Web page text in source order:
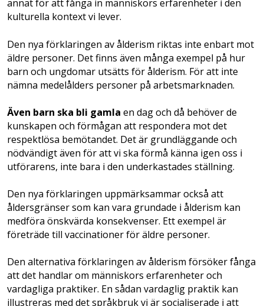
annat för att fånga in människors erfarenheter i den
kulturella kontext vi lever.
Den nya förklaringen av ålderism riktas inte enbart mot
äldre personer. Det finns även många exempel på hur
barn och ungdomar utsätts för ­ålderism. För att inte
nämna medelålders personer på arbetsmarknaden.
Även barn ska bli gamla en dag och då behöver de
kunskapen och förmågan att respondera mot det
respektlösa bemötandet. Det är grundläggande och
nödvändigt även för att vi ska förmå känna igen oss i
utförarens, inte bara i den underkastades ställning.
Den nya förklaringen uppmärksammar ­också att
åldersgränser som kan vara grundade i ålderism kan
medföra önskvärda konsekvenser.­ Ett exempel är
företräde till vaccinationer för äldre personer.
Den alternativa förklaringen av ålderism försöker fånga
att det handlar om människors erfarenheter och
vardagliga praktiker. En sådan vardaglig praktik kan
illustreras med det språkbruk vi är socialiserade i att